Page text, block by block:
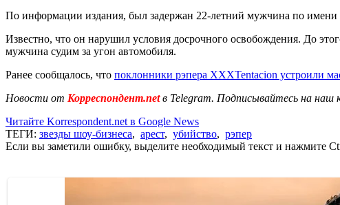
По информации издания, был задержан 22-летний мужчина по
Известно, что он нарушил условия досрочного освобождения. До
мужчина судим за угон автомобиля.
Ранее сообщалось, что поклонники рэпера XXXTentacion устроили
Новости от Корреспондент.netв Telegram. Подписывайтесь на наш
Читайте Korrespondent.net в Google News
ТЕГИ: звезды шоу-бизнеса, арест, убийство, рэпер
Если вы заметили ошибку, выделите необходимый текст и нажмите